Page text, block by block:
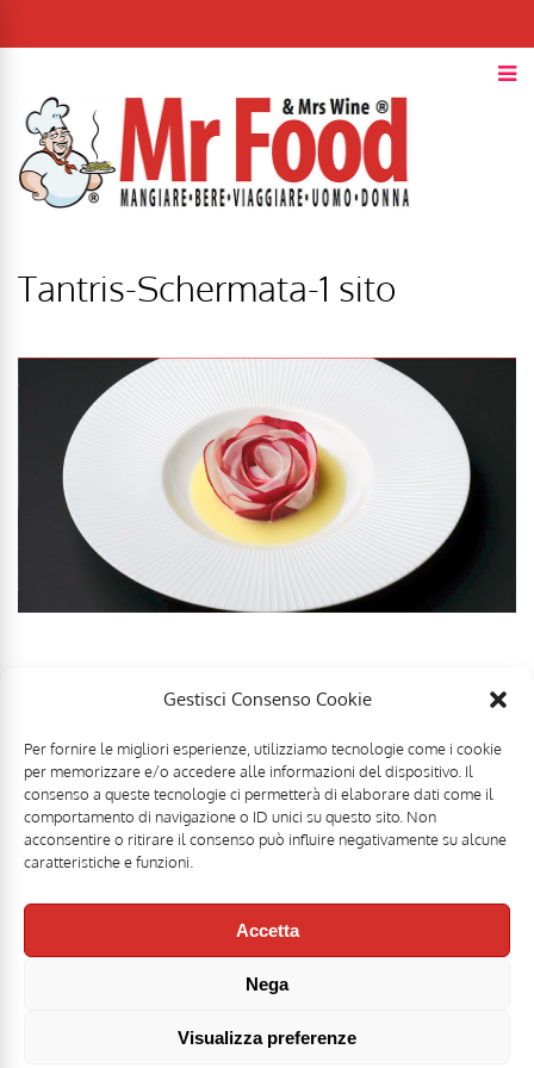
Gestisci Consenso Cookie
Per fornire le migliori esperienze, utilizziamo tecnologie come i cookie
per memorizzare e/o accedere alle informazioni del dispositivo. Il
consenso a queste tecnologie ci permetterà di elaborare dati come il
comportamento di navigazione o ID unici su questo sito. Non
acconsentire o ritirare il consenso può influire negativamente su alcune
caratteristiche e funzioni.
Accetta
Nega
Visualizza preferenze
Tantris-Schermata-1 sito
Mr Food & Mrs Wine è una testata registrata di
Direttore responsabile: Stefano Belli [DISCLAIMER